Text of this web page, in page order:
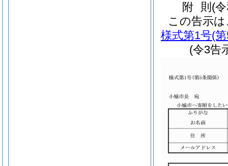
附 則 (
この告示
様式第1号(
(令3告